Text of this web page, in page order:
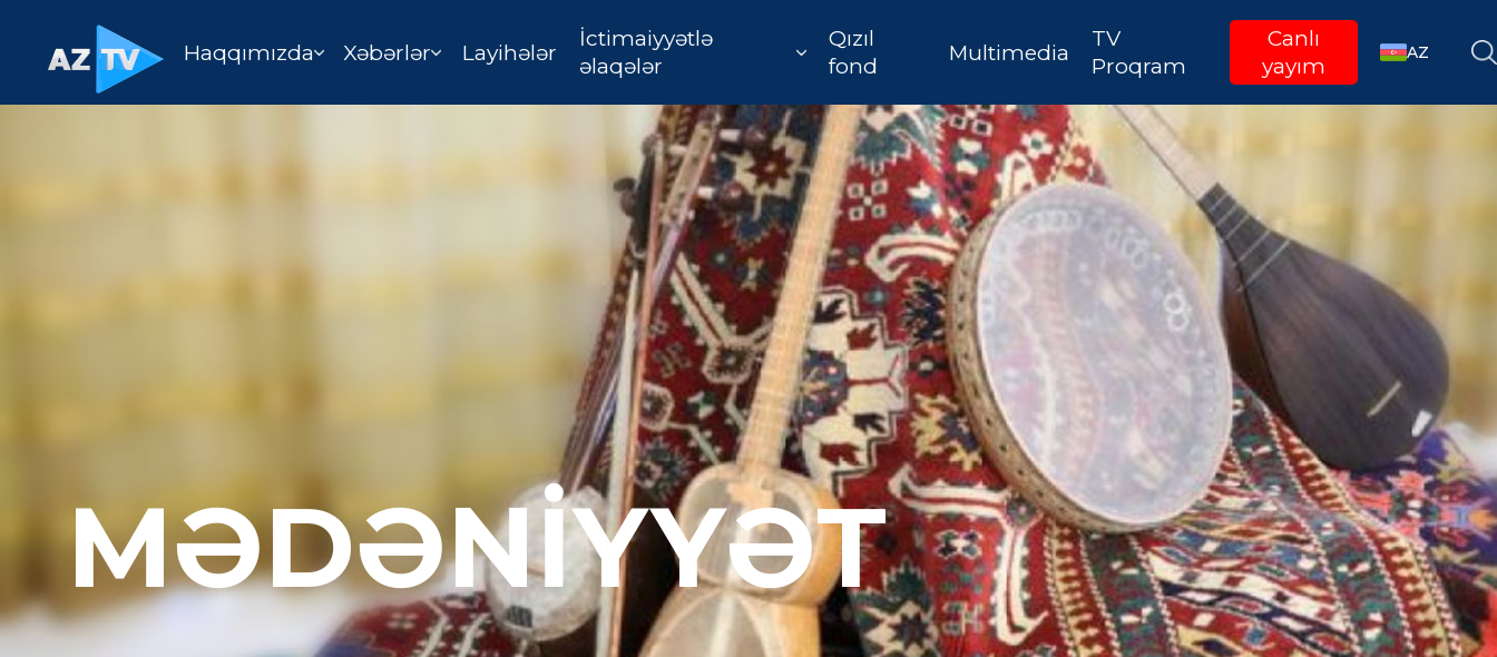
Haqqımızda Xəbərlər Layihələr
İctimaiyyətlə
əlaqələr
Qızıl
fond
Multimedia
TV
Proqram
Canlı
yayım
AZ
MƏDƏNİYYƏT